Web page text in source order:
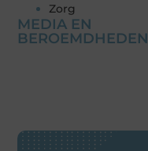
Zorg
MEDIA EN
BEROEMDHEDEN